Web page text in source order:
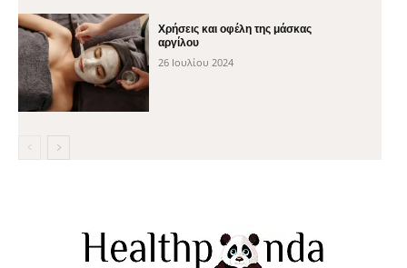
Χρήσεις και οφέλη της μάσκας
αργίλου
26 Ιουλίου 2024